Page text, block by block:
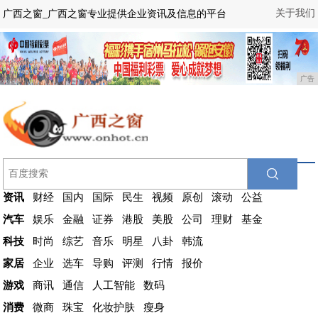
关于我们
广西之窗_广西之窗专业提供企业资讯及信息的平台
广告
资讯 财经 国内 国际 民生 视频 原创 滚动
公益
汽车
娱乐 金融 证券 港股 美股 公司 理财
基金
科技
时尚 综艺 音乐 明星 八卦
韩流
家居
企业 选车 导购 评测 行情
报价
游戏
商讯 通信 人工智能
数码
消费
微商 珠宝 化妆护肤
瘦身